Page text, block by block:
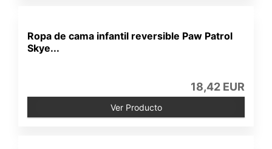
Ropa de cama infantil reversible Paw Patrol
Skye...
18,42 EUR
Ver Producto